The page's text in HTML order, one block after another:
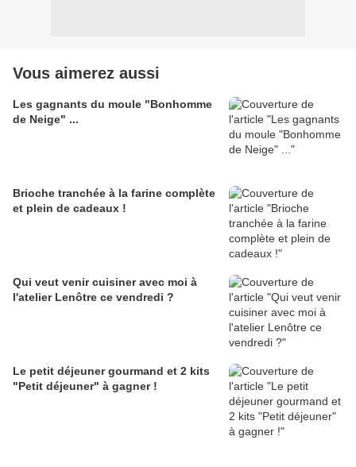
Vous aimerez aussi
Les gagnants du moule "Bonhomme
de Neige" ...
Brioche tranchée à la farine complète
et plein de cadeaux !
Qui veut venir cuisiner avec moi à
l'atelier Lenôtre ce vendredi ?
Le petit déjeuner gourmand et 2 kits
"Petit déjeuner" à gagner !